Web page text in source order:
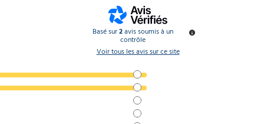
Basé sur2avis soumis à un
contrôle
Voir tous les avis sur ce site